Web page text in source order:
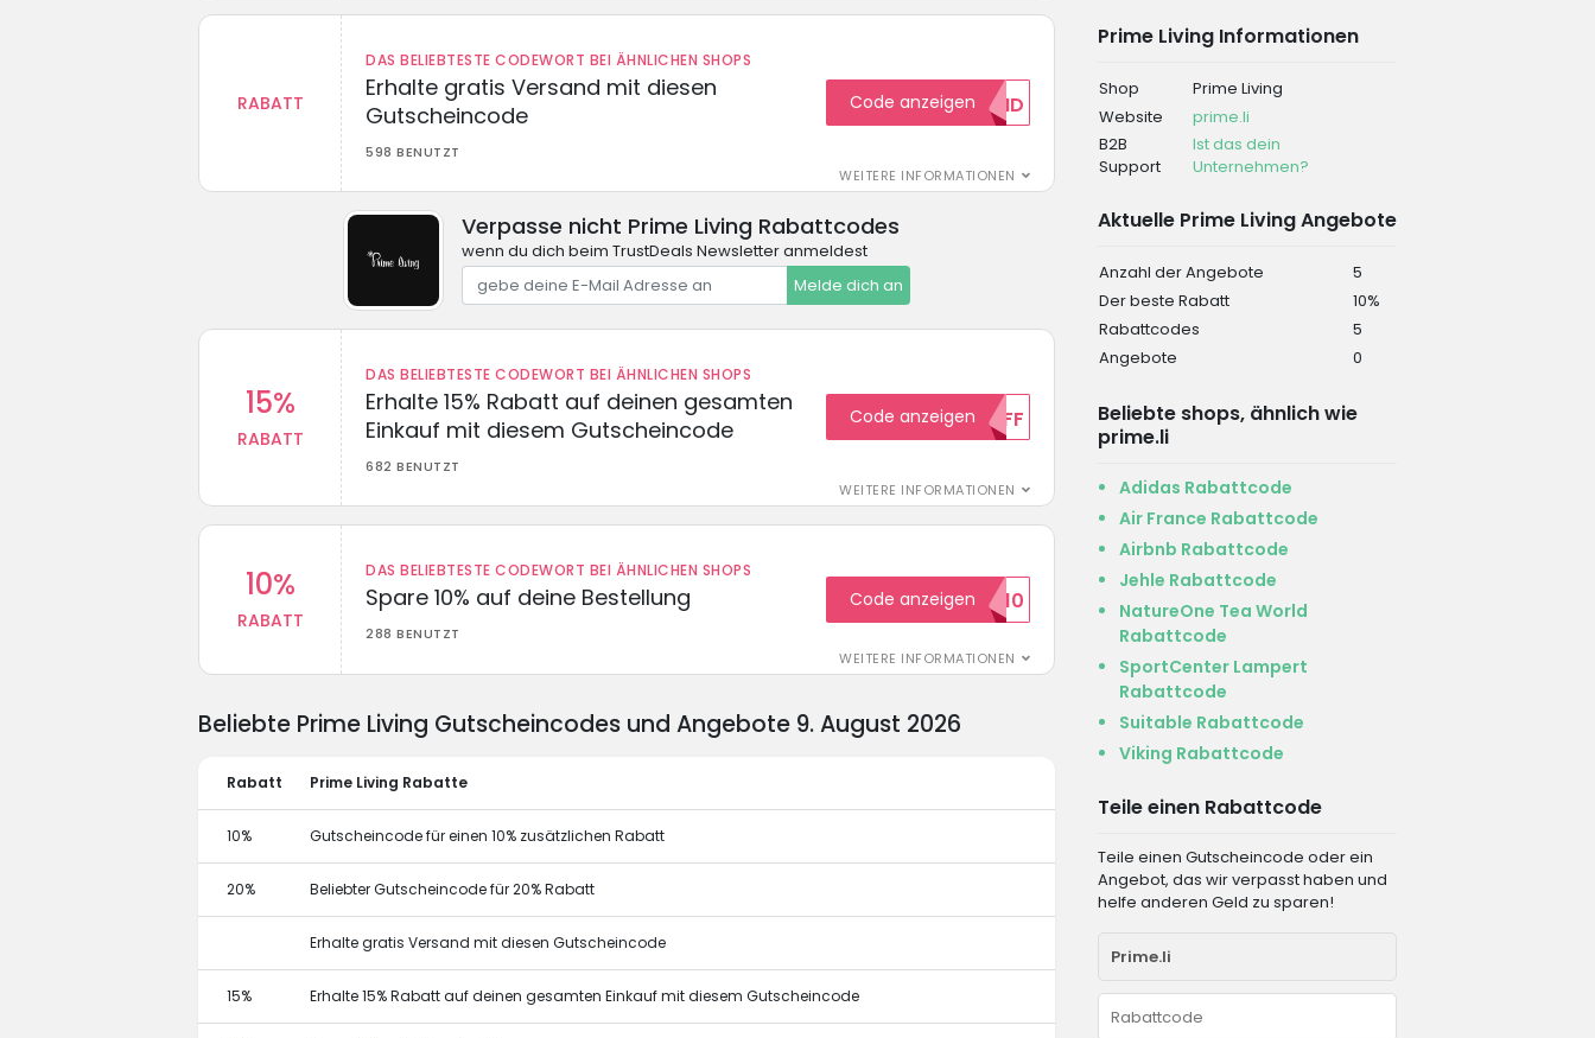
RABATT
DAS BELIEBTESTE CODEWORT BEI ÄHNLICHEN SHOPS
Erhalte gratis Versand mit diesen
Gutscheincode
598 BENUTZT
WEITERE INFORMATIONEN
Code anzeigen
GRATISVERSAND
Verpasse nicht Prime Living Rabattcodes
wenn du dich beim TrustDeals Newsletter anmeldest
Melde dich an
15%
RABATT
DAS BELIEBTESTE CODEWORT BEI ÄHNLICHEN SHOPS
Erhalte 15% Rabatt auf deinen gesamten
Einkauf mit diesem Gutscheincode
682 BENUTZT
WEITERE INFORMATIONEN
Code anzeigen15OFF
10%
RABATT
DAS BELIEBTESTE CODEWORT BEI ÄHNLICHEN SHOPS
Spare 10% auf deine Bestellung
288 BENUTZT
WEITERE INFORMATIONEN
Code anzeigen
WILKOMMEN10
Prime Living Informationen
Shop
Prime Living
Website
prime.li
B2B
Support
Ist das dein
Unternehmen?
Aktuelle Prime Living Angebote
Anzahl der Angebote
5
Der beste Rabatt
10%
Rabattcodes
5
Angebote
0
Beliebte shops, ähnlich wie
prime.li
Adidas Rabattcode
Air France Rabattcode
Airbnb Rabattcode
Jehle Rabattcode
NatureOne Tea World
Rabattcode
SportCenter Lampert
Rabattcode
Suitable Rabattcode
Viking Rabattcode
Teile einen Rabattcode
Teile einen Gutscheincode oder ein
Angebot, das wir verpasst haben und
helfe anderen Geld zu sparen!
Beliebte Prime Living Gutscheincodes und Angebote 9. August 2026
Rabatt Prime Living Rabatte
10% Gutscheincode für einen 10% zusätzlichen Rabatt
20% Beliebter Gutscheincode für 20% Rabatt
Erhalte gratis Versand mit diesen Gutscheincode
15% Erhalte 15% Rabatt auf deinen gesamten Einkauf mit diesem Gutscheincode